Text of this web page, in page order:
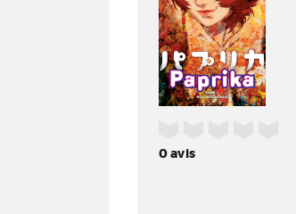
0avis